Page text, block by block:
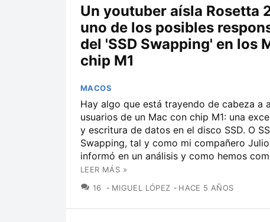
Un youtuber aísla Rosetta
uno de los posibles
del 'SSD Swapping' en los
chip M1
MACOS
Hay algo que está trayendo de cabeza a
usuarios de un Mac con chip M1: una
y escritura de datos en el disco SSD. O
Swapping, tal y como mi compañero
informó en un análisis y como hemos
LEER MÁS »
16 COMENTARIOS
MIGUEL LÓPEZ HACE 5 AÑOS